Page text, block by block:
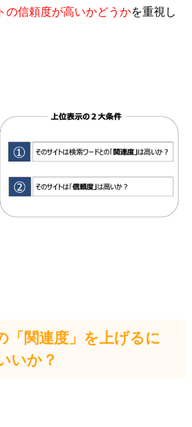
の信頼度が高いかどうかを重視し
「関連度」を上げるに
いか？